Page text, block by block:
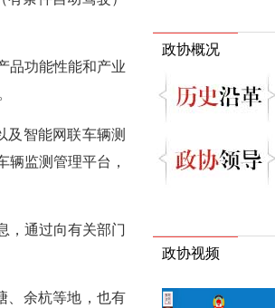
品功能性能和产业
及智能网联车辆测
监测管理平台，
，通过向有关部门
、余杭等地，也有
政协概况
政协视频